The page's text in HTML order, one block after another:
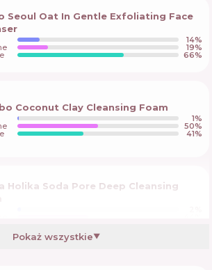
Seoul Oat In Gentle Exfoliating Face
14%
19%
66%
Coconut Clay Cleansing Foam
1%
50%
41%
Holika Soda Pore Deep Cleansing
Pokaż wszystkie▼